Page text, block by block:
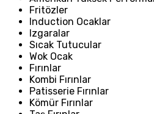
Fritözler
Induction Ocaklar
Izgaralar
Sıcak Tutucular
Wok Ocak
Fırınlar
Kombi Fırınlar
Patisserie Fırınlar
Kömür Fırınlar